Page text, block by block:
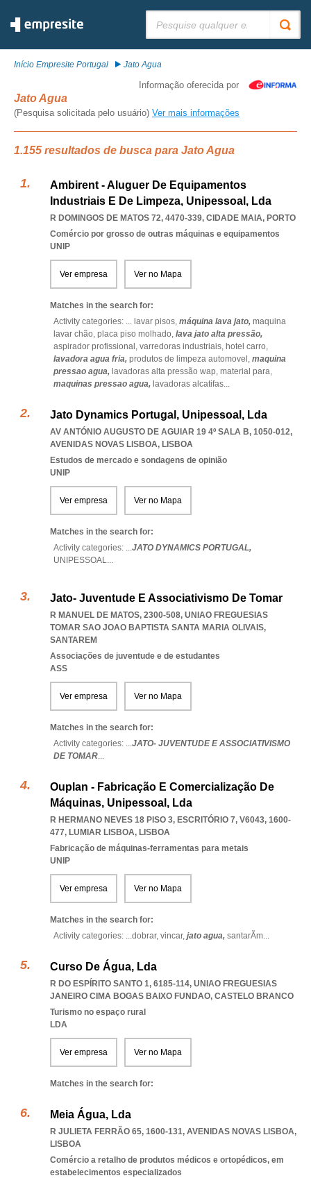
Início Empresite Portugal Jato Agua
Informação oferecida por
Jato Agua
(Pesquisa solicitada pelo usuário) Ver mais informações
1.155 resultados de busca para Jato Agua
Ambirent - Aluguer De Equipamentos
Industriais E De Limpeza, Unipessoal, Lda
R DOMINGOS DE MATOS 72, 4470-339, CIDADE MAIA, PORTO
Comércio por grosso de outras máquinas e equipamentos
UNIP
Ver empresa Ver no Mapa
Matches in the search for:
Activity categories: ... lavar pisos, máquina lava jato, maquina
lavar chão, placa piso molhado, lava jato alta pressão,
aspirador profissional, varredoras industriais, hotel carro,
lavadora agua fria, produtos de limpeza automovel, maquina
pressao agua, lavadoras alta pressão wap, material para,
maquinas pressao agua, lavadoras alcatifas...
Jato Dynamics Portugal, Unipessoal, Lda
AV ANTÓNIO AUGUSTO DE AGUIAR 19 4º SALA B, 1050-012,
AVENIDAS NOVAS LISBOA, LISBOA
Estudos de mercado e sondagens de opinião
UNIP
Ver empresa Ver no Mapa
Matches in the search for:
Activity categories: ...JATO DYNAMICS PORTUGAL,
UNIPESSOAL...
Jato- Juventude E Associativismo De Tomar
R MANUEL DE MATOS, 2300-508, UNIAO FREGUESIAS
TOMAR SAO JOAO BAPTISTA SANTA MARIA OLIVAIS,
SANTAREM
Associações de juventude e de estudantes
ASS
Ver empresa Ver no Mapa
Matches in the search for:
Activity categories: ...JATO- JUVENTUDE E ASSOCIATIVISMO
DE TOMAR...
Ouplan - Fabricação E Comercialização De
Máquinas, Unipessoal, Lda
R HERMANO NEVES 18 PISO 3, ESCRITÓRIO 7, V6043, 1600-
477, LUMIAR LISBOA, LISBOA
Fabricação de máquinas-ferramentas para metais
UNIP
Ver empresa Ver no Mapa
Matches in the search for:
Activity categories: ...dobrar, vincar, jato agua, santarÃm...
Curso De Água, Lda
R DO ESPÍRITO SANTO 1, 6185-114, UNIAO FREGUESIAS
JANEIRO CIMA BOGAS BAIXO FUNDAO, CASTELO BRANCO
Turismo no espaço rural
LDA
Ver empresa Ver no Mapa
Matches in the search for:
Meia Água, Lda
R JULIETA FERRÃO 65, 1600-131, AVENIDAS NOVAS LISBOA,
LISBOA
Comércio a retalho de produtos médicos e ortopédicos, em
estabelecimentos especializados